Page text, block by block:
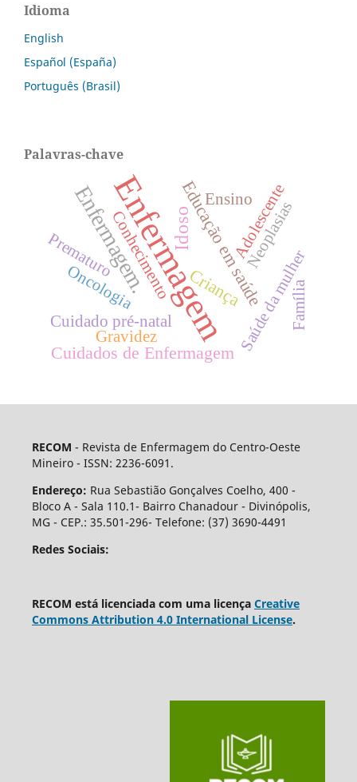
Idioma
English
Español (España)
Português (Brasil)
Palavras-chave
Enfermagem
Enfermagem. Idoso
Cuidados de Enfermagem
Criança
Educação em saúde
Cuidado pré-natal Saúde da mulher
Adolescente
Família
EnsinoNeoplasias
Oncologia
PrematuroConhecimento
Gravidez
RECOM - Revista de Enfermagem do Centro-Oeste
Mineiro - ISSN: 2236-6091.
Endereço: Rua Sebastião Gonçalves Coelho, 400 -
Bloco A - Sala 110.1- Bairro Chanadour - Divinópolis,
MG - CEP.: 35.501-296- Telefone: (37) 3690-4491
Redes Sociais:
RECOM está licenciada com uma licença Creative
Commons Attribution 4.0 International License.